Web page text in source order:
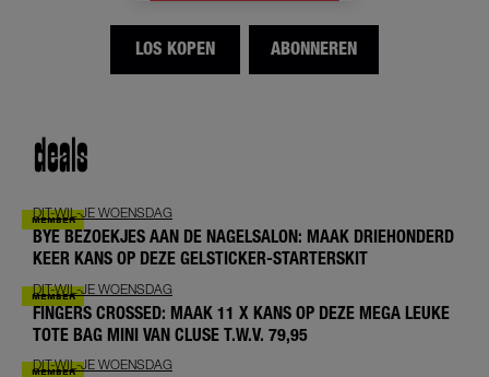
LOS KOPEN ABONNEREN
deals
DIT-WIL-JE WOENSDAG
BYE BEZOEKJES AAN DE NAGELSALON: MAAK DRIEHONDERD
KEER KANS OP DEZE GELSTICKER-STARTERSKIT
DIT-WIL-JE WOENSDAG
FINGERS CROSSED: MAAK 11 X KANS OP DEZE MEGA LEUKE
TOTE BAG MINI VAN CLUSE T.W.V. 79,95
DIT-WIL-JE WOENSDAG